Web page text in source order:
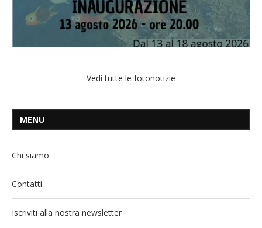
Vedi tutte le fotonotizie
MENU
Chi siamo
Contatti
Iscriviti alla nostra newsletter